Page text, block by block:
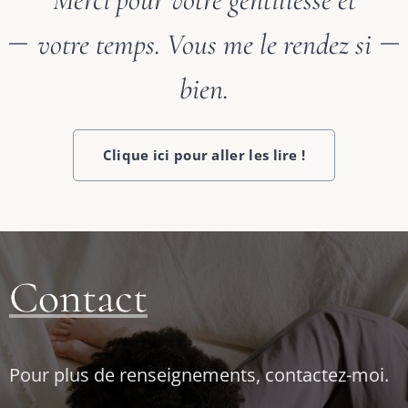
votre temps. Vous me le rendez si
bien.
Clique ici pour aller les lire !
Contact
Pour plus de renseignements, contactez-moi.